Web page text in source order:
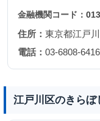
金融機関コード：
住所： 東京都江戸
電話： 03-6808-6416
江戸川区のきら